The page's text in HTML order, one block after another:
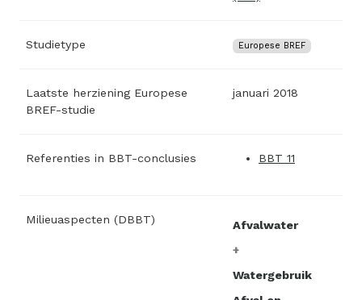
Studietype Europese BREF
Laatste herziening Europese
BREF-studie
januari 2018
Referenties in BBT-conclusies BBT 11
Milieuaspecten (DBBT) Afvalwater
Watergebruik